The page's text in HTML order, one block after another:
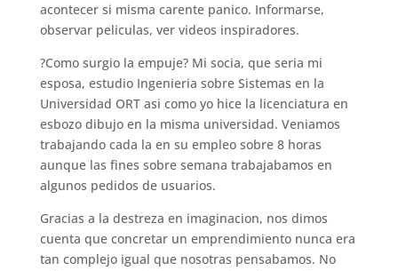
acontecer si misma carente panico. Informarse,
observar peliculas, ver videos inspiradores.
?Como surgio la empuje? Mi socia, que seri­a mi
esposa, estudio Ingenieria sobre Sistemas en la
Universidad ORT asi­ como yo hice la licenciatura en
esbozo dibujo en la misma universidad. Veniamos
trabajando cada la en su empleo sobre 8 horas
aunque las fines sobre semana trabajabamos en
algunos pedidos de usuarios.
Gracias a la destreza en imaginacion, nos dimos
cuenta que concretar un emprendimiento nunca era
tan complejo igual que nosotras pensabamos. No